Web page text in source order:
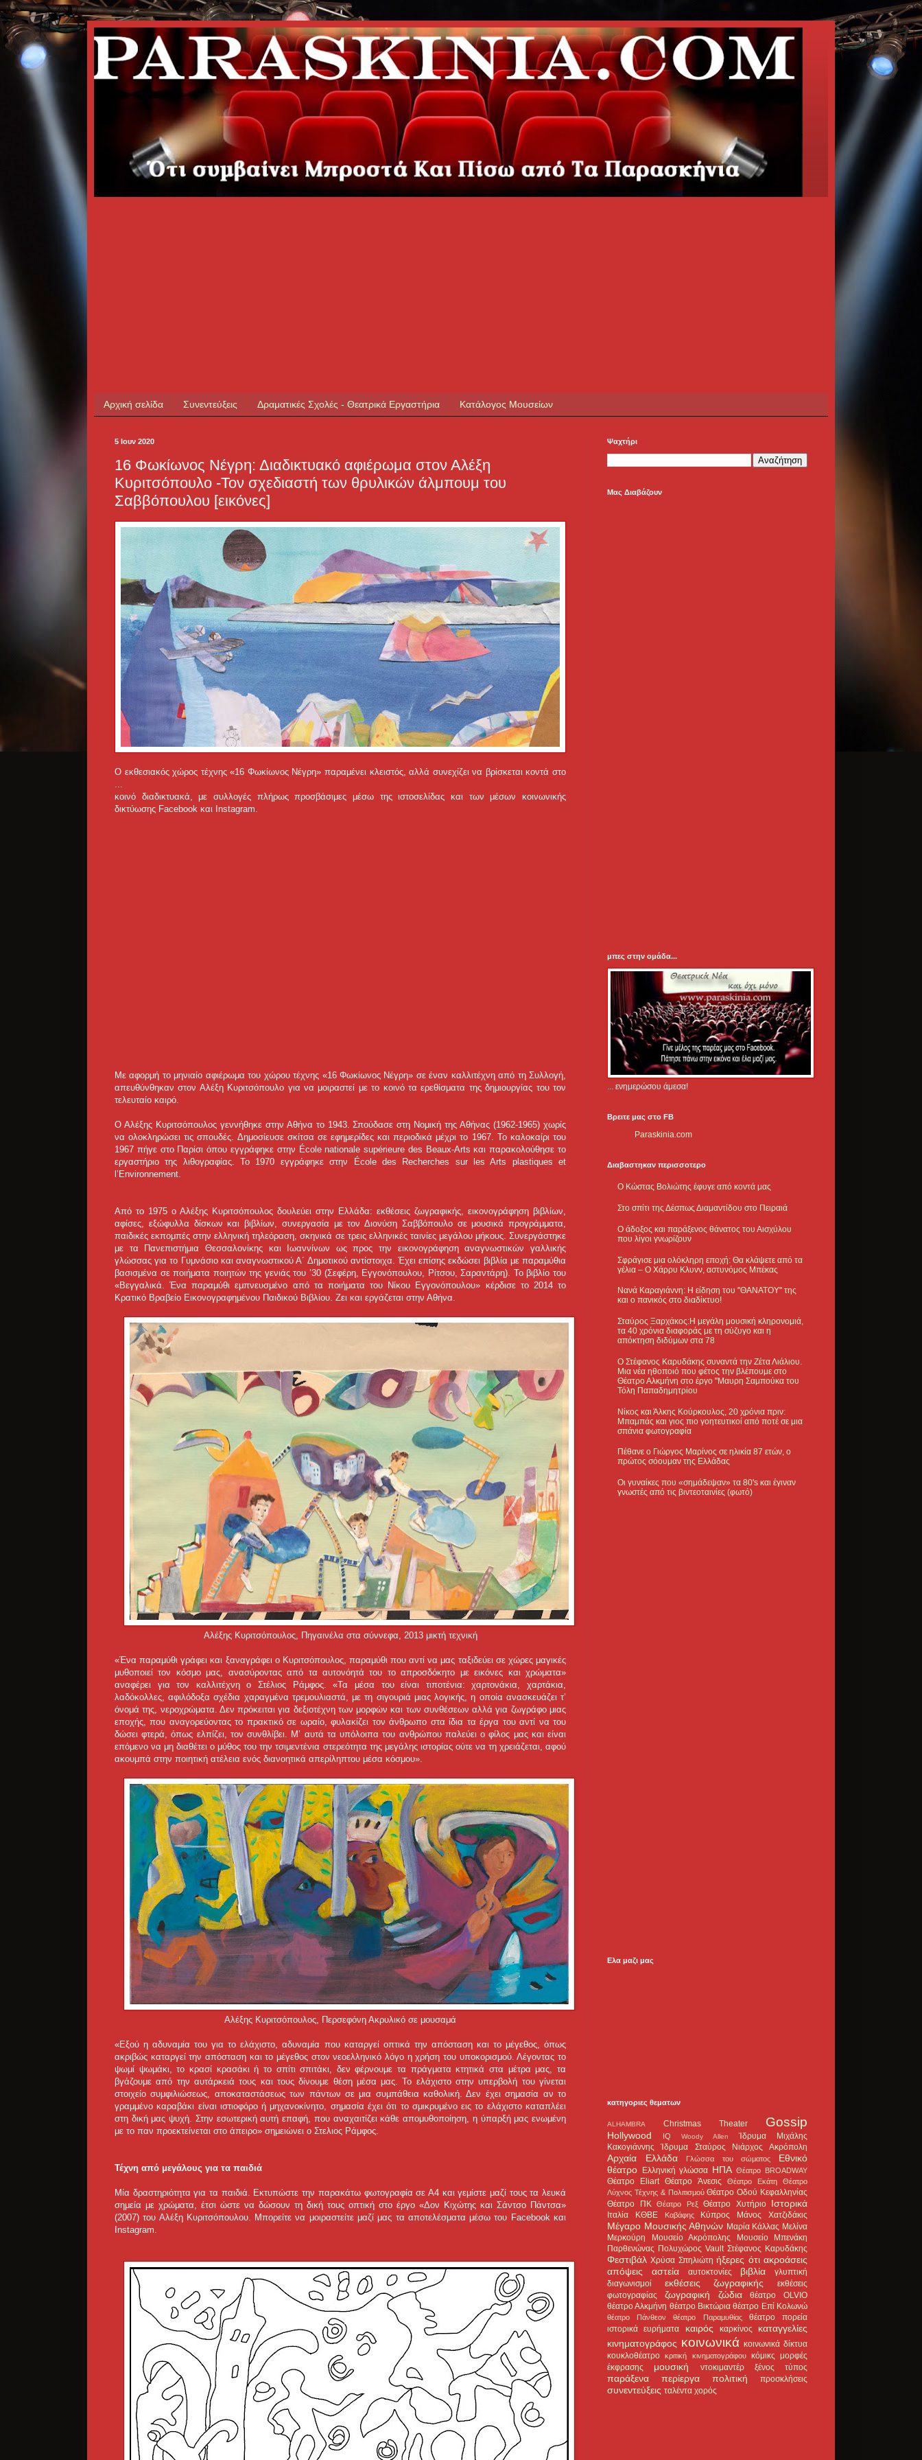
Αρχική σελίδα Συνεντεύξεις Δραματικές Σχολές - Θεατρικά Εργαστήρια Κατάλογος Μουσείων
5 Ιουν 2020
16 Φωκίωνος Νέγρη: Διαδικτυακό αφιέρωμα στον Αλέξη
Κυριτσόπουλο -Τον σχεδιαστή των θρυλικών άλμπουμ του
Σαββόπουλου [εικόνες]
Ο εκθεσιακός χώρος τέχνης «16 Φωκίωνος Νέγρη» παραμένει κλειστός, αλλά συνεχίζει να βρίσκεται κοντά στο
κοινό διαδικτυακά, με συλλογές πλήρως προσβάσιμες μέσω της ιστοσελίδας και των μέσων κοινωνικής
δικτύωσης Facebook και Instagram.
Με αφορμή το μηνιαίο αφιέρωμα του χώρου τέχνης «16 Φωκίωνος Νέγρη» σε έναν καλλιτέχνη από τη Συλλογή,
απευθύνθηκαν στον Αλέξη Κυριτσόπουλο για να μοιραστεί με το κοινό τα ερεθίσματα της δημιουργίας του τον
τελευταίο καιρό.
Ο Αλέξης Κυριτσόπουλος γεννήθηκε στην Αθήνα το 1943. Σπούδασε στη Νομική της Αθήνας (1962-1965) χωρίς
να ολοκληρώσει τις σπουδές. Δημοσίευσε σκίτσα σε εφημερίδες και περιοδικά μέχρι το 1967. Το καλοκαίρι του
1967 πήγε στο Παρίσι όπου εγγράφηκε στην École nationale supérieure des Beaux-Arts και παρακολούθησε το
εργαστήριο της λιθογραφίας. Το 1970 εγγράφηκε στην École des Recherches sur les Arts plastiques et
l’Environnement.
Από το 1975 ο Αλέξης Κυριτσόπουλος δουλεύει στην Ελλάδα: εκθέσεις ζωγραφικής, εικονογράφηση βιβλίων,
αφίσες, εξώφυλλα δίσκων και βιβλίων, συνεργασία με τον Διονύση Σαββόπουλο σε μουσικά προγράμματα,
παιδικές εκπομπές στην ελληνική τηλεόραση, σκηνικά σε τρεις ελληνικές ταινίες μεγάλου μήκους. Συνεργάστηκε
με τα Πανεπιστήμια Θεσσαλονίκης και Ιωαννίνων ως προς την εικονογράφηση αναγνωστικών γαλλικής
γλώσσας για το Γυμνάσιο και αναγνωστικού Α´ Δημοτικού αντίστοιχα. Έχει επίσης εκδώσει βιβλία με παραμύθια
βασισμένα σε ποιήματα ποιητών της γενιάς του ’30 (Σεφέρη, Εγγονόπουλου, Ρίτσου, Σαραντάρη). Το βιβλίο του
«Βεγγαλικά. Ένα παραμύθι εμπνευσμένο από τα ποιήματα του Νίκου Εγγονόπουλου» κέρδισε το 2014 το
Κρατικό Βραβείο Εικονογραφημένου Παιδικού Βιβλίου. Ζει και εργάζεται στην Αθήνα.
Αλέξης Κυριτσόπουλος, Πηγαινέλα στα σύννεφα, 2013 μικτή τεχνική
«Ένα παραμύθι γράφει και ξαναγράφει ο Κυριτσόπουλος, παραμύθι που αντί να μας ταξιδεύει σε χώρες μαγικές
μυθοποιεί τον κόσμο μας, ανασύροντας από τα αυτονόητά του το απροσδόκητο με εικόνες και χρώματα»
αναφέρει για τον καλλιτέχνη ο Στέλιος Ράμφος. «Τα μέσα του είναι τιποτένια: χαρτονάκια, χαρτάκια,
λαδόκολλες, αφιλόδοξα σχέδια χαραγμένα τρεμουλιαστά, με τη σιγουριά μιας λογικής, η οποία ανασκευάζει τ’
όνομά της, νεροχρώματα. Δεν πρόκειται για δεξιοτέχνη των μορφών και των συνθέσεων αλλά για ζωγράφο μιας
εποχής, που αναγορεύοντας το πρακτικό σε ωραίο, φυλακίζει τον άνθρωπο στα ίδια τα έργα του αντί να του
δώσει φτερά, όπως ελπίζει, τον συνθλίβει. Μ’ αυτά τα υπόλοιπα του ανθρώπου παλεύει ο φίλος μας και είναι
επόμενο να μη διαθέτει ο μύθος του την τσιμεντένια στερεότητα της μεγάλης ιστορίας ούτε να τη χρειάζεται, αφού
ακουμπά στην ποιητική ατέλεια ενός διανοητικά απερίληπτου μέσα κόσμου».
Αλέξης Κυριτσόπουλος, Περσεφόνη Ακρυλικό σε μουσαμά
«Εξού η αδυναμία του για το ελάχιστο, αδυναμία που καταργεί οπτικά την απόσταση και το μέγεθος, όπως
ακριβώς καταργεί την απόσταση και το μέγεθος στον νεοελληνικό λόγο η χρήση του υποκορισμού. Λέγοντας το
ψωμί ψωμάκι, το κρασί κρασάκι ή το σπίτι σπιτάκι, δεν φέρνουμε τα πράγματα κτητικά στα μέτρα μας, τα
βγάζουμε από την αυτάρκειά τους και τους δίνουμε θέση μέσα μας. Το ελάχιστο στην υπερβολή του γίνεται
στοιχείο συμφιλιώσεως, αποκαταστάσεως των πάντων σε μια συμπάθεια καθολική. Δεν έχει σημασία αν το
γραμμένο καραβάκι είναι ιστιοφόρο ή μηχανοκίνητο, σημασία έχει ότι το σμικρυμένο εις το ελάχιστο καταπλέει
στη δική μας ψυχή. Στην εσωτερική αυτή επαφή, που αναχαιτίζει κάθε απομυθοποίηση, η ύπαρξή μας ενωμένη
με το παν προεκτείνεται στο άπειρο» σημειώνει ο Στελιος Ράμφος.
Τέχνη από μεγάλους για τα παιδιά
Μία δραστηριότητα για τα παιδιά. Εκτυπώστε την παρακάτω φωτογραφία σε Α4 και γεμίστε μαζί τους τα λευκά
σημεία με χρώματα, έτσι ώστε να δώσουν τη δική τους οπτική στο έργο «Δον Κιχώτης και Σάντσο Πάντσα»
(2007) του Αλέξη Κυριτσόπουλου. Μπορείτε να μοιραστείτε μαζί μας τα αποτελέσματα μέσω του Facebook και
Instagram.
Ψαχτήρι
Μας Διαβάζουν
μπες στην ομάδα...
... ενημερώσου άμεσα!
Βρειτε μας στο FB
Paraskinia.com
Διαβαστηκαν περισσοτερο
Ο Κώστας Βολιώτης έφυγε από κοντά μας
Στο σπίτι της Δέσπως Διαμαντίδου στο Πειραιά
Ο άδοξος και παράξενος θάνατος του Αισχύλου
που λίγοι γνωρίζουν
Σφράγισε μια ολόκληρη εποχή: Θα κλάψετε από τα
γέλια – Ο Χάρρυ Κλυνν, αστυνόμος Μπέκας
Νανά Καραγιάννη: Η είδηση του "ΘΑΝΑΤΟΥ" της
και ο πανικός στο διαδίκτυο!
Σταύρος Ξαρχάκος:Η μεγάλη μουσική κληρονομιά,
τα 40 χρόνια διαφοράς με τη σύζυγο και η
απόκτηση διδύμων στα 78
Ο Στέφανος Καρυδάκης συναντά την Ζέτα Λιάλιου.
Μια νέα ηθοποιό που φέτος την βλέπουμε στο
Θέατρο Αλκμήνη στο έργο "Μαυρη Σαμπούκα του
Τόλη Παπαδημητρίου
Νίκος και Άλκης Κούρκουλος, 20 χρόνια πριν:
Μπαμπάς και γιος πιο γοητευτικοί από ποτέ σε μια
σπάνια φωτογραφία
Πέθανε ο Γιώργος Μαρίνος σε ηλικία 87 ετών, ο
πρώτος σόουμαν της Ελλάδας
Οι γυναίκες που «σημάδεψαν» τα 80's και έγιναν
γνωστές από τις βιντεοταινίες (φωτό)
Ελα μαζι μας
κατηγοριες θεματων
ALHAMBRA Christmas Theater Gossip
Hollywood IQ Woody Allen
Ίδρυμα Μιχάλης
Κακογιάννης
Ίδρυμα Σταύρος Νιάρχος Ακρόπολη
Αρχαία Ελλάδα Γλώσσα του σώματος
Εθνικό
θέατρο Ελληνική γλώσσα ΗΠΑ Θέατρο BROADWAY
Θέατρο Eliart Θέατρο Άνεσις Θέατρο Εκάτη
Θέατρο
Λύχνος Τέχνης & Πολιτισμού Θέατρο Οδού Κεφαλληνίας
Θέατρο ΠΚ
Θέατρο Ρεξ Θέατρο Χυτήριο Ιστορικά
Ιταλία ΚΘΒΕ Καβάφης Κύπρος Μάνος Χατζιδάκις
Μέγαρο Μουσικής Αθηνών Μαρία Κάλλας Μελίνα
Μερκούρη
Μουσείο Ακρόπολης
Μουσείο Μπενάκη
Παρθενώνας Πολυχώρος Vault Στέφανος Καρυδάκης
Φεστιβάλ Χρύσα Σπηλιώτη ήξερες ότι ακροάσεις
απόψεις
αστεία αυτοκτονίες βιβλία
γλυπτική
διαγωνισμοί
εκθέσεις ζωγραφικής
εκθέσεις
φωτογραφίας
ζωγραφική ζώδια
θέατρο OLVIO
θέατρο Αλκμήνη θέατρο Βικτώρια θέατρο Επί Κολωνώ
θέατρο Πάνθεον θέατρο Παραμυθίας
θέατρο πορεία
ιστορικά ευρήματα
καιρός καρκίνος
καταγγελίες
κινηματογράφος κοινωνικά κοινωνικά δίκτυα
κουκλοθέατρο
κριτική κινηματογράφου κόμικς μορφές
έκφρασης
μουσική ντοκιμαντέρ ξένος τύπος
παράξενα περίεργα πολιτική προσκλήσεις
συνεντεύξεις ταλέντα χορός